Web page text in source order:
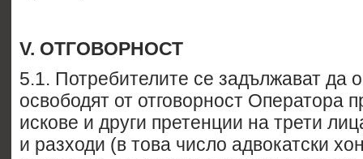
V. ОТГОВОРНОСТ
5.1. Потребителите се задължават да
освободят от отговорност Оператора
искове и други претенции на трети
и разходи (в това число адвокатски